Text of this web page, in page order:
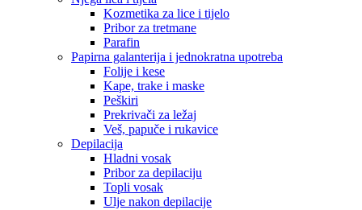
Kozmetika za lice i tijelo
Pribor za tretmane
Parafin
Papirna galanterija i jednokratna upotreba
Folije i kese
Kape, trake i maske
Peškiri
Prekrivači za ležaj
Veš, papuče i rukavice
Depilacija
Hladni vosak
Pribor za depilaciju
Topli vosak
Ulje nakon depilacije